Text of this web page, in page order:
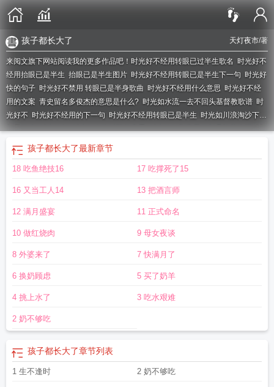
天灯夜市/著
孩子都长大了
来阅文旗下网站阅读我的更多作品吧！ 时光好不经用转眼已过半生歌名 时光好不
经用抬眼已是半生 抬眼已是半生图片 时光好不经用转眼已是半生下一句 时光好
快的句子 时光好不禁用 转眼已是半身歌曲 时光好不经用什么意思 时光好不经
用的文案 青史留名多俊杰的意思是什么? 时光如水流一去不回头基督教歌谱 时
光好不 时光好不经用的下一句 时光好不经用转眼已是半生 时光如川浪淘沙下一
句是什么时光好句时光如白驹过隙的意思时光好似列车我们都是旅客歌词时
光好不经用的文案短句
时光好川浪淘沙
生什么意思
好的意思时光好似列车 时光如川的下一句时光好不经用抬眼已是半生的说
过隙时光代理人在线观看全集免费播放 时光正好电视剧免费观看
沙青史留名多俊杰意思
时光好好的时光好幽默 让爱的人都沉
说说心情时光好好 时光好不经用的下一句是什么
案 时光好不禁用是哪个禁 时光好不经用转眼已是半生下句的名言
光好不经用的下一句对联
时光如水东流去
时光好又暖免费阅读
孩子都长大了最新章节
18 吃鱼绝技16 17 吃撑死了15
16 又当工人14 13 把酒言师
12 满月盛宴 11 正式命名
10 做红烧肉 9 母女夜谈
8 外婆来了 7 快满月了
6 换奶顾虑 5 买了奶羊
4 挑上水了 3 吃水艰难
2 奶不够吃
孩子都长大了章节列表
1 生不逢时 2 奶不够吃